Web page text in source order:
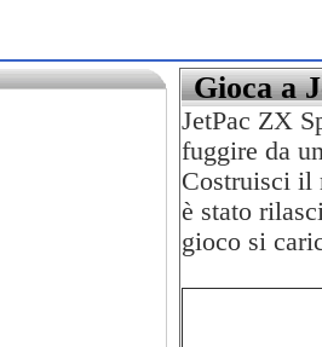
Gioca a
JetPac ZX
fuggire da
Costruisci il
è stato
gioco si